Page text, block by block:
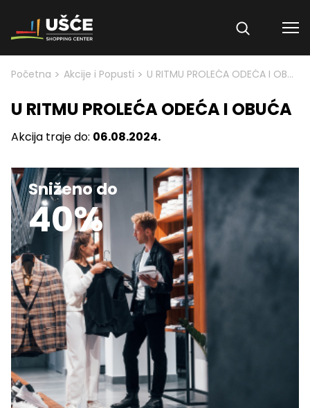
Skip to content
Početna > Akcije i Popusti > U RITMU PROLEĆA ODEĆA I OBUĆA
U RITMU PROLEĆA ODEĆA I OBUĆA
Akcija traje do: 06.08.2024.
Sniženo do
40%